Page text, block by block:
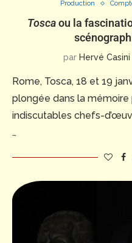
Production
Toscaou la
par Hervé Casini
Rome, Tosca, 18 et 19
plongée dans la mémoire
indiscutables chefs-
…